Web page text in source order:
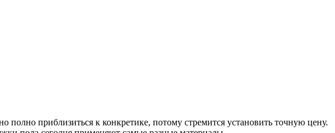
приблизиться к конкретике, потому стремится установить точную цену.